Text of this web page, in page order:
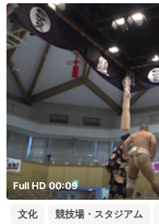
Full HD 00:09
文化 競技場・スタジアム